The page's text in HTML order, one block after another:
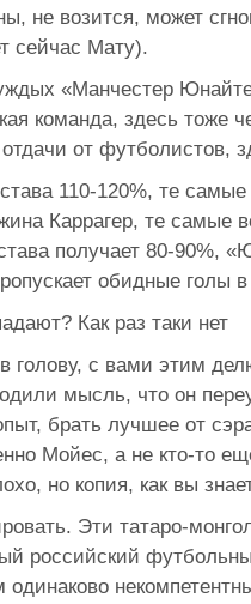
не возится, может
сейчас Мату).
«Манчестер
команда, здесь тоже
от футболистов,
110-120%, те самые
Каррагер, те
получает 80-90%,
обидные голы
Как раз таки нет
голову, с вами этим
мысль, что он
брать лучшее от
Мойес, а не кто-то
но копия, как вы
Эти татаро-
российский